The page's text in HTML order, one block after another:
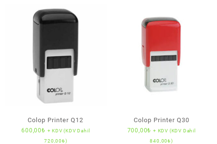
Colop Printer Q12
600,00₺ + KDV (KDV Dahil
720,00₺)
Colop Printer Q30
700,00₺ + KDV (KDV Dahil
840,00₺)